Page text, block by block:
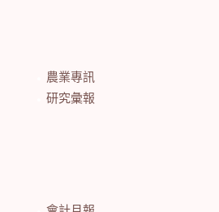
農業專訊
研究彙報